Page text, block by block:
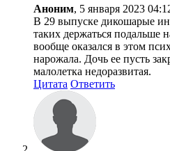
Аноним, 5 января 2023
В 29 выпуске дикошарые
таких держаться подальше
вообще оказался в этом
нарожала. Дочь ее пусть
малолетка недоразвитая.
Цитата Ответить